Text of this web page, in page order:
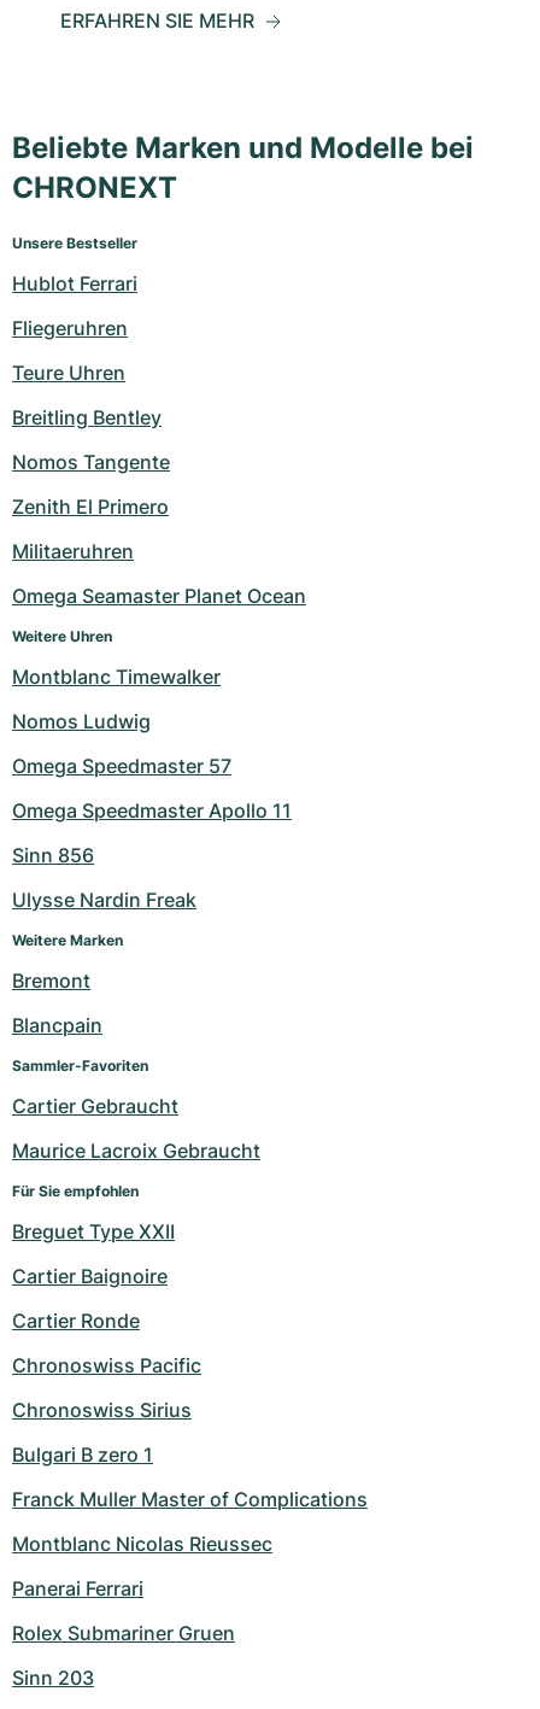
ERFAHREN SIE MEHR
Beliebte Marken und Modelle bei
CHRONEXT
Unsere Bestseller
Hublot Ferrari
Fliegeruhren
Teure Uhren
Breitling Bentley
Nomos Tangente
Zenith El Primero
Militaeruhren
Omega Seamaster Planet Ocean
Weitere Uhren
Montblanc Timewalker
Nomos Ludwig
Omega Speedmaster 57
Omega Speedmaster Apollo 11
Sinn 856
Ulysse Nardin Freak
Weitere Marken
Bremont
Blancpain
Sammler-Favoriten
Cartier Gebraucht
Maurice Lacroix Gebraucht
Für Sie empfohlen
Breguet Type XXII
Cartier Baignoire
Cartier Ronde
Chronoswiss Pacific
Chronoswiss Sirius
Bulgari B zero 1
Franck Muller Master of Complications
Montblanc Nicolas Rieussec
Panerai Ferrari
Rolex Submariner Gruen
Sinn 203